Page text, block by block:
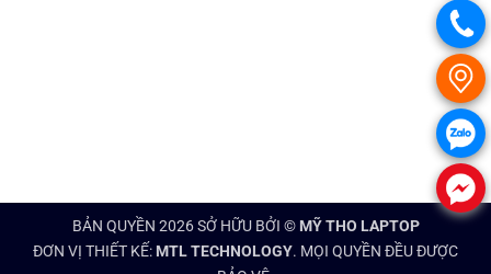
BẢN QUYỀN 2026 SỞ HỮU BỞI © MỸ THO LAPTOP
ĐƠN VỊ THIẾT KẾ: MTL TECHNOLOGY. MỌI QUYỀN ĐỀU ĐƯỢC
.
.
.
.